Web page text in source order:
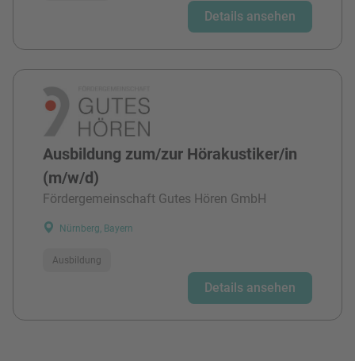
Details ansehen
Ausbildung zum/zur Hörakustiker/in
(m/w/d)
Fördergemeinschaft Gutes Hören GmbH
Nürnberg, Bayern
Ausbildung
Details ansehen